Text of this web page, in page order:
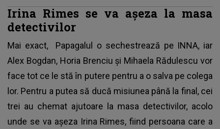
Irina Rimes se va așeza la masa
detectivilor
Mai exact, Papagalul o sechestrează pe INNA, iar
Alex Bogdan, Horia Brenciu și Mihaela Rădulescu vor
face tot ce le stă în putere pentru a o salva pe colega
lor. Pentru a putea să ducă misiunea până la final, cei
trei au chemat ajutoare la masa detectivilor, acolo
unde se va așeza Irina Rimes, fiind persoana care a